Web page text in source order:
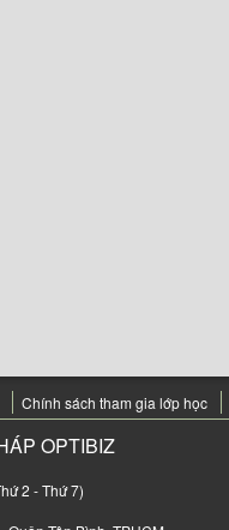
Chính sách tham gia lớp học
OPTIBIZ
2 - Thứ 7)